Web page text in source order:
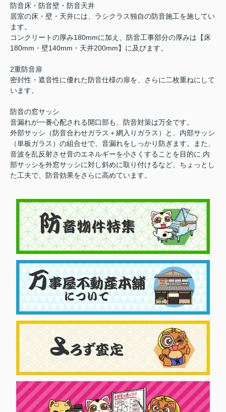
防音床・防音壁・防音天井
居室の床・壁・天井には、ラシクラス独自の防音施工を施してい
ます。
コンクリートの厚み180mmに加え、防音工事部分の厚みは【床
180mm・壁140mm・天井200mm】に及びます。
2重防音扉
密封性・遮音性に優れた防音仕様の扉を、さらに二枚重ねにして
います。
防音の窓サッシ
音漏れが一番心配される開口部も、防音対策は万全です。
外部サッシ（防音合わせガラス＋網入りガラス）と、内部サッシ
（単板ガラス）の組合せで、音漏れをしっかり防ぎます。また、
音波を乱反射させ音のエネルギーを小さくすることを目的に 内
部サッシを外窓サッシに対し斜めに取り付けるなど、ちょっとし
た工夫で、防音効果をさらに高めています。